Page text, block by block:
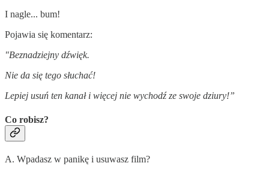
I nagle... bum!
Pojawia się komentarz:
"Beznadziejny dźwięk.
Nie da się tego słuchać!
Lepiej usuń ten kanał i więcej nie wychodź ze swoje dziury!”
Co robisz?
A. Wpadasz w panikę i usuwasz film?